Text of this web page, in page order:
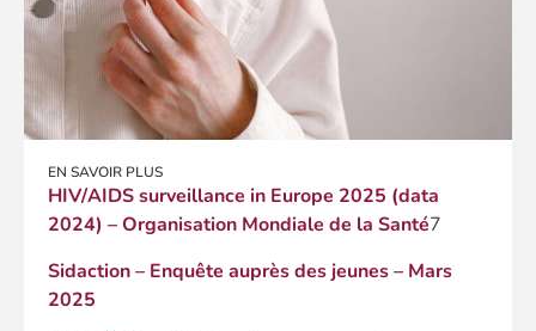
EN SAVOIR PLUS
HIV/AIDS surveillance in Europe 2025 (data
2024) – Organisation Mondiale de la Santé7
Sidaction – Enquête auprès des jeunes – Mars
2025